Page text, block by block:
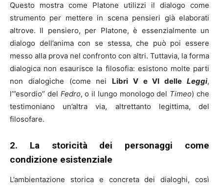
Questo mostra come Platone utilizzi il dialogo come
strumento per mettere in scena pensieri già elaborati
altrove. Il pensiero, per Platone, è essenzialmente un
dialogo dell’anima con se stessa, che può poi essere
messo alla prova nel confronto con altri. Tuttavia, la forma
dialogica non esaurisce la filosofia: esistono molte parti
non dialogiche (come nei Libri V e VI delleLeggi,
l’”esordio” del Fedro, o il lungo monologo del Timeo) che
testimoniano un’altra via, altrettanto legittima, del
filosofare.
2. La storicità dei personaggi come
condizione esistenziale
L’ambientazione storica e concreta dei dialoghi, così